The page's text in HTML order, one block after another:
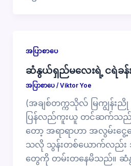
အပြာစာပေ
ဆံနွယ်ရှည်မလေးရဲ့ ငရဲခန်
အပြာစာပေ/ Viktor Yoe
(အချစ်တက္ကသိုလ် မြကျွန်း
ပြန်လည်ကူးယူ တင်ဆက်သည်)
တော့ အရာရာဟာ အလွမ်းငွ
သလို သွန်းတစ်ယောက်လည်
တွေကို တမ်းတ​နေမိသည်။